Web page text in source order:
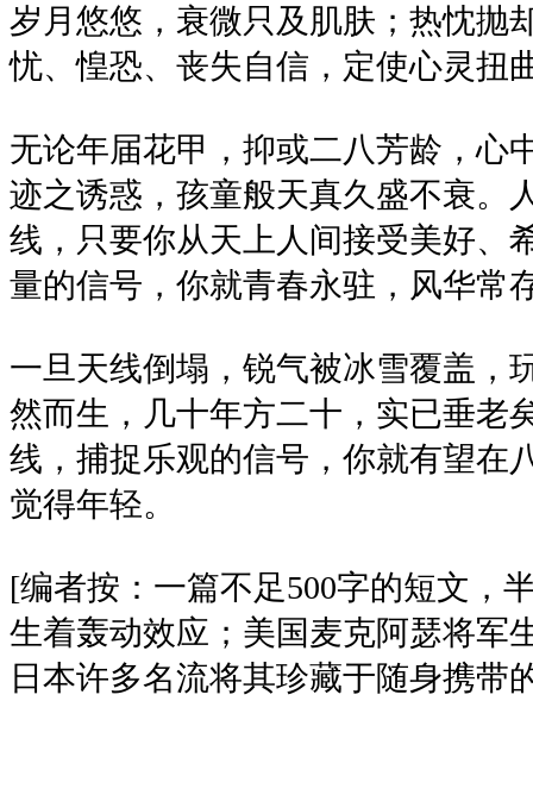
岁月悠悠，衰微只及肌肤；热忱抛
忧、惶恐、丧失自信，定使心灵扭
无论年届花甲，抑或二八芳龄，心
迹之诱惑，孩童般天真久盛不衰。
线，只要你从天上人间接受美好、
量的信号，你就青春永驻，风华常
一旦天线倒塌，锐气被冰雪覆盖，
然而生，几十年方二十，实已垂老
线，捕捉乐观的信号，你就有望在
觉得年轻。
[编者按：一篇不足500字的短文，
生着轰动效应；美国麦克阿瑟将军
日本许多名流将其珍藏于随身携